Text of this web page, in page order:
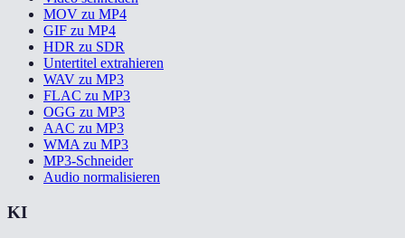
MOV zu MP4
GIF zu MP4
HDR zu SDR
Untertitel extrahieren
WAV zu MP3
FLAC zu MP3
OGG zu MP3
AAC zu MP3
WMA zu MP3
MP3-Schneider
Audio normalisieren
KI